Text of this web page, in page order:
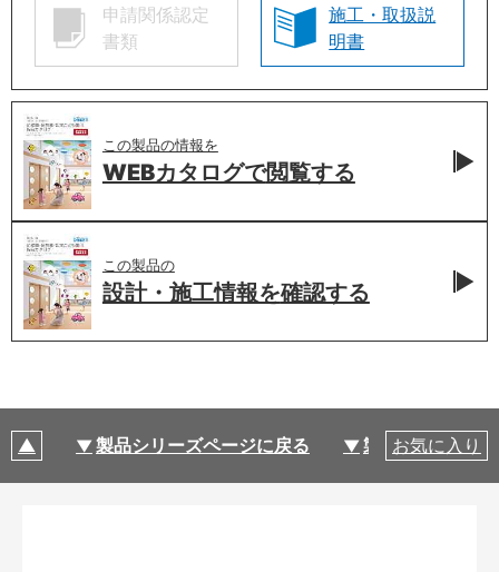
申請関係認定
書類
施工・取扱説
明書
この製品の情報を
WEBカタログで閲覧する
この製品の
設計・施工情報を確認する
製品シリーズページに戻る 製品仕様
お気に入り